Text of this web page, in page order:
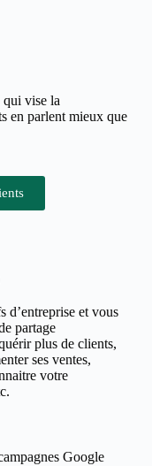
qui vise la
en parlent mieux que
d’entreprise et vous
partage
plus de clients,
ses ventes,
votre
Google